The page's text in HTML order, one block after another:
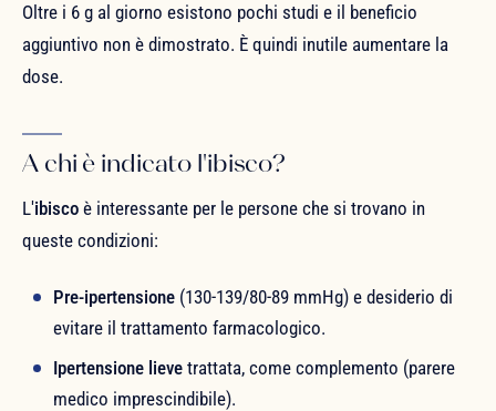
Oltre i 6 g al giorno esistono pochi studi e il beneficio
aggiuntivo non è dimostrato. È quindi inutile aumentare la
dose.
A chi è indicato l'ibisco?
L'ibisco è interessante per le persone che si trovano in
queste condizioni:
Pre-ipertensione (130-139/80-89 mmHg) e desiderio di
evitare il trattamento farmacologico.
Ipertensione lieve trattata, come complemento (parere
medico imprescindibile).